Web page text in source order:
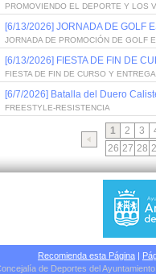
PROMOVIENDO EL DEPORTE Y LOS
[6/13/2026] JORNADA DE GOLF
JORNADA DE PROMOCIÓN DE GOLF
[6/13/2026] FIESTA DE FIN DE
FIESTA DE FIN DE CURSO Y
[6/7/2026] Batalla del Duero
FREESTYLE-RESISTENCIA
1 2 3
26 27 28
Recomienda esta Página |
de Deportes del